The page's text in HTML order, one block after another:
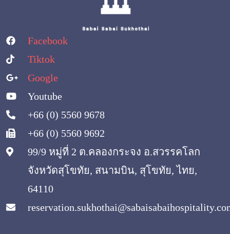
Facebook
Tiktok
Google
Youtube
+66 (0) 5560 9678
+66 (0) 5560 9692
99/9 หมู่ที่ 2 ต.คลองกระจง อ.สวรรคโลก
จังหวัดสุโขทัย, สนามบิน, สุโขทัย, ไทย,
64110